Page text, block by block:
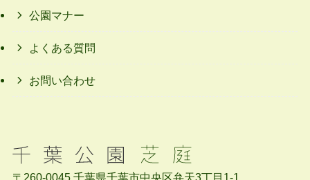
公園マナー
よくある質問
お問い合わせ
〒260-0045 千葉県千葉市中央区弁天3丁目1-1